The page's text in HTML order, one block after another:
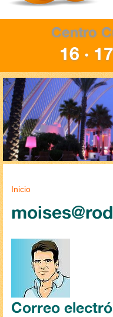
Centro
16 ·
Se encuentra
Inicio
Correo